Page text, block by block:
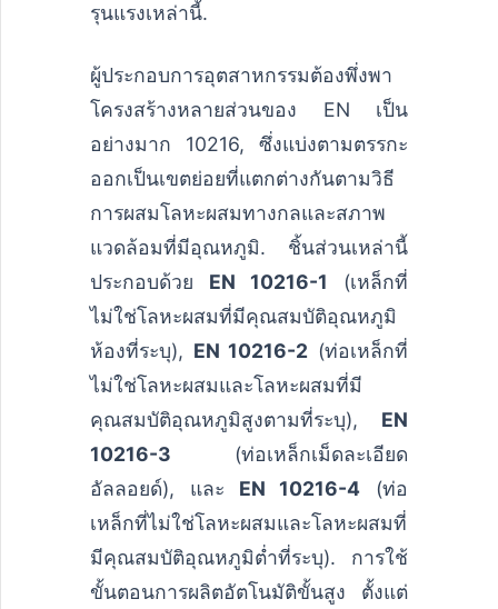
รุนแรงเหล่านี้.
ผู้ประกอบการอุตสาหกรรมต้องพึ่งพา
โครงสร้างหลายส่วนของ EN เป็น
อย่างมาก 10216, ซึ่งแบ่งตามตรรกะ
ออกเป็นเขตย่อยที่แตกต่างกันตามวิธี
การผสมโลหะผสมทางกลและสภาพ
แวดล้อมที่มีอุณหภูมิ. ชิ้นส่วนเหล่านี้
ประกอบด้วย EN 10216-1 (เหล็กที่
ไม่ใช่โลหะผสมที่มีคุณสมบัติอุณหภูมิ
ห้องที่ระบุ), EN 10216-2 (ท่อเหล็กที่
ไม่ใช่โลหะผสมและโลหะผสมที่มี
คุณสมบัติอุณหภูมิสูงตามที่ระบุ), EN
10216-3 (ท่อเหล็กเม็ดละเอียด
อัลลอยด์), และ EN 10216-4 (ท่อ
เหล็กที่ไม่ใช่โลหะผสมและโลหะผสมที่
มีคุณสมบัติอุณหภูมิต่ำที่ระบุ). การใช้
ขั้นตอนการผลิตอัตโนมัติขั้นสูง ตั้งแต่